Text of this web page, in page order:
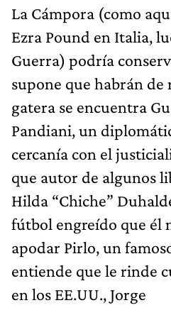
La Cámpora (como
Ezra Pound en Italia,
Guerra) podría
supone que habrán de
gatera se encuentra
Pandiani, un
cercanía con el
que autor de algunos
Hilda “Chiche”
fútbol engreído que él
apodar Pirlo, un
entiende que le rinde
en los EE.UU., Jorge